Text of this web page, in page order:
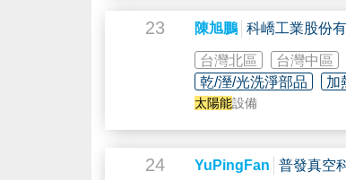
Hoenle-UV 光源設備
Zymet底部填充膠
手持式裝置膠材應用解決
水上璣醫美科技產品
23 陳旭鵬 科嶠工業股份
台灣北區 台灣中區
乾/溼/光洗淨部品
加
太陽能設備
24 YuPingFan 普發真空